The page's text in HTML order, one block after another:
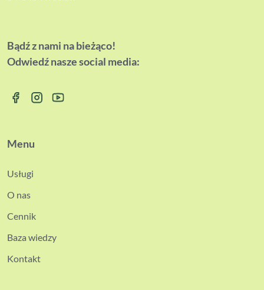
Bądź z nami na bieżąco!
Odwiedź nasze social media:
Menu
Usługi
O nas
Cennik
Baza wiedzy
Kontakt